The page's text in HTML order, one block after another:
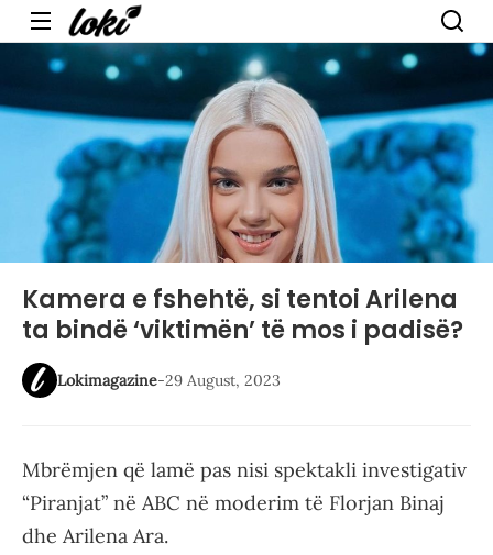
Menu
Kamera e fshehtë, si tentoi Arilena
ta bindë ‘viktimën’ të mos i padisë?
Lokimagazine-29 August, 2023
Mbrëmjen që lamë pas nisi spektakli investigativ
“Piranjat” në ABC në moderim të Florjan Binaj
dhe Arilena Ara.